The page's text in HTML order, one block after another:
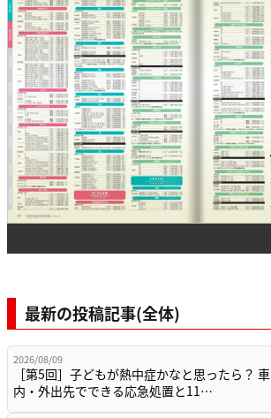
最新の投稿記事(全体)
2026/08/09
［第5回］子どもが熱中症かなと思ったら？ 車
内・外出先でできる応急処置と11…